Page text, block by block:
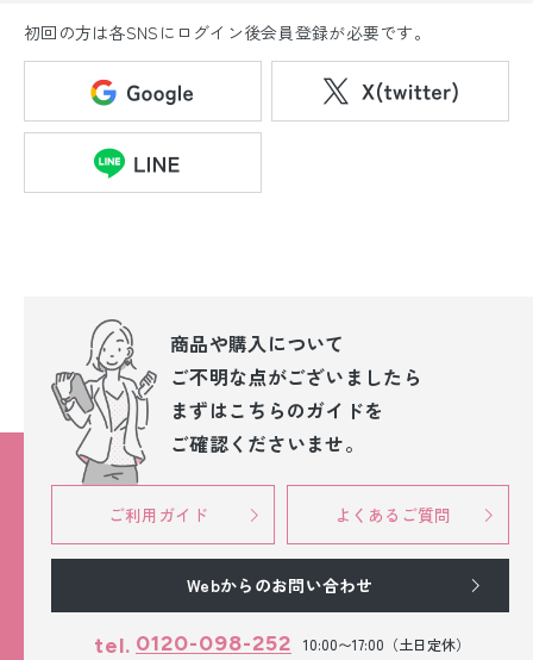
初回の方は各SNSにログイン後会員登録が必要です。
商品や購入について
ご不明な点がございましたら
まずはこちらのガイドを
ご確認くださいませ。
ご利用ガイド よくあるご質問
Webからのお問い合わせ
tel. 0120-098-252 10:00〜17:00（土日定休）